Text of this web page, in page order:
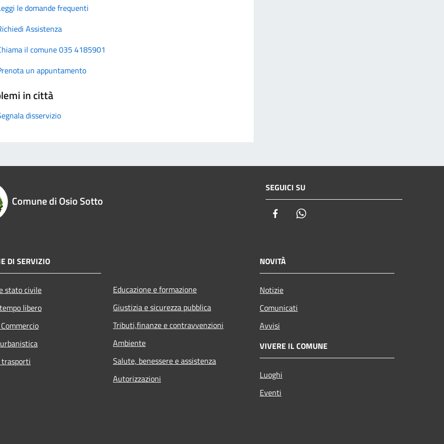
le domande frequenti
Assistenza
il comune 035 4185901
un appuntamento
in città
disservizio
Comune di Osio Sotto
SEGUICI SU
Facebook
DI SERVIZIO
stato civile
libero
Educazione e formazione
Giustizia e sicurezza pubblica
Tributi,finanze e contravvenzioni
Ambiente
Salute, benessere e assistenza
Autorizzazioni
NOVITÀ
Notizie
Comunicati
Avvisi
VIVERE IL COMUNE
Luoghi
Eventi